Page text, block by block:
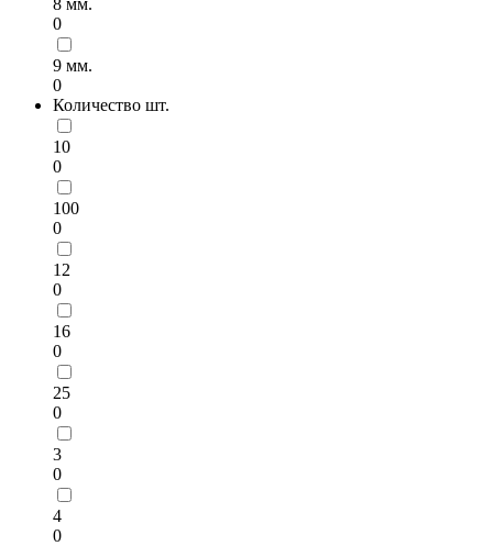
0
9 мм.
0
Количество шт.
10
0
100
0
12
0
16
0
25
0
3
0
4
0